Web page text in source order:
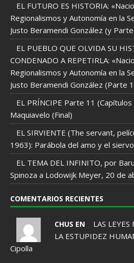
EL FUTURO ES HISTORIA:
Regionalismos y Autonomía en la
Justo Beramendi González (y
EL PUEBLO QUE OLVIDA SU
CONDENADO A REPETIRLA:
Regionalismos y Autonomía en la
Justo Beramendi González (Parte
EL PRÍNCIPE Parte 11 (Capítulos
Maquiavelo (Final)
EL SIRVIENTE (The servant,
1963): Parábola del amo y el
EL TEMA DEL INFINITO, por
Spinoza a Lodowijk Meyer, 20 de
COMENTARIOS RECIENTES
CHUS EN
LAS
LA ESTUPIDEZ
Cipolla